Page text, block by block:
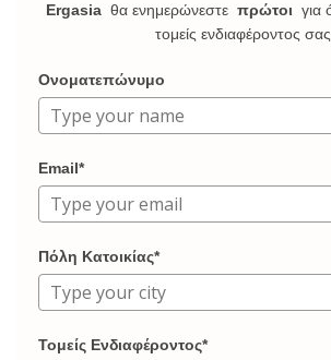
Ergasia θα ενημερώνεστε πρώτοι για
τομείς ενδιαφέροντος
Ονοματεπώνυμο
Email*
Πόλη Κατοικίας*
Τομείς Ενδιαφέροντος*